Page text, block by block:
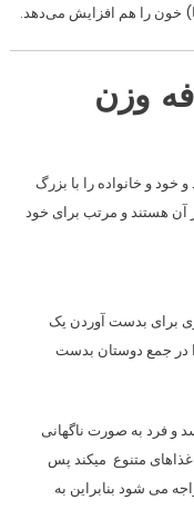
خون را هم افزایش می‌دهد.
وزن
و خانواده را با بزرگ
آن هستند و مرتب برای خود
برای بدست آوردن یک
را در جمع دوستان بدست
و فرد به صورت ناگهانی
متنوع میکند پس
می شود بنابراین به